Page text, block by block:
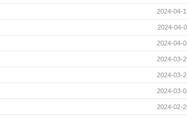
2024-04-
2024-04-
2024-04-
2024-03-
2024-03-
2024-03-
2024-02-